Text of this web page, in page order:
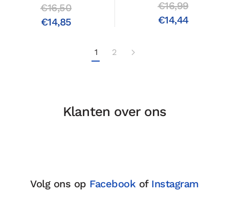
€16,50
€14,85
€16,99
€14,44
1 2
Klanten over ons
Volg ons op Facebook of Instagram